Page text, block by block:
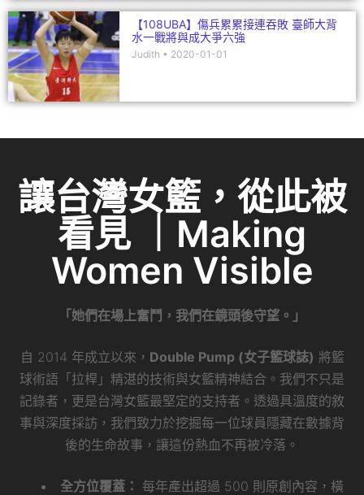
【108UBA】傷兵累累接連吞敗 臺師大背
水一戰將與成大爭六強
Judith 2020-01-01
讓台灣女籃，從此被
看見 ｜Making
Women Visible
「她們在場上奮鬥，我們在鏡頭後守望。」
自 2014 年成立以來， Double Pump (女子籃球誌) 將籃
球術語「拉桿」精湛的技術與女籃精神結合。我們不只是
記錄者，更是台灣女籃最堅定的支持者。透過具溫度的敘
事與深度採訪，我們致力於挖掘每一位球員隱藏在數據背
後的生命故事，讓這份熱血不再被冷落。
全方位覆蓋： 每年產出超過 500 則原創內容，橫